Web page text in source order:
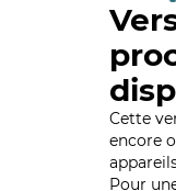
Cette
encore
Pour